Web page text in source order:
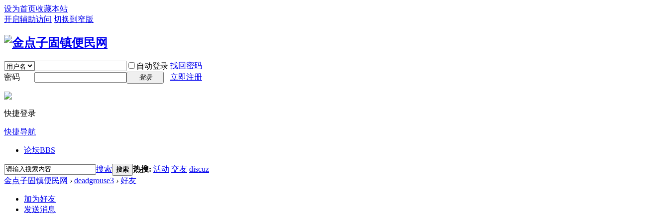
设为首页收藏本站
开启辅助访问 切换到窄版
自动登录 找回密码
密码
登录 立即注册
快捷登录
快捷导航
论坛BBS
搜索 搜索 热搜: 活动 交友 discuz
金点子固镇便民网 › deadgrouse3 › 好友
加为好友
发送消息